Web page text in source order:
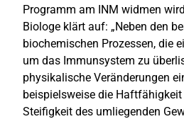
Programm am INM widmen
Biologe klärt auf: „Neben den
biochemischen Prozessen, die
um das Immunsystem zu
physikalische Veränderungen
beispielsweise die Haftfähigkeit
Steifigkeit des umliegenden